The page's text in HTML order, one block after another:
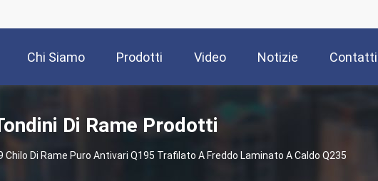
Chi Siamo Prodotti Video Notizie
Di Rame Prodotti
Chilo Di Rame Puro Antivari Q195 Trafilato A Freddo Laminato A Caldo Q235